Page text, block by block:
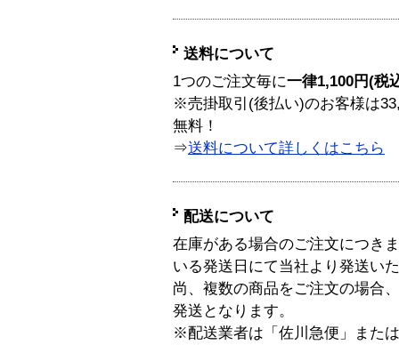
送料について
1つのご注文毎に一律1,100円(税
※売掛取引(後払い)のお客様は
無料！
⇒送料について詳しくはこちら
配送について
在庫がある場合のご注文につき
いる発送日にて当社より発送い
尚、複数の商品をご注文の場合
発送となります。
※配送業者は「佐川急便」また